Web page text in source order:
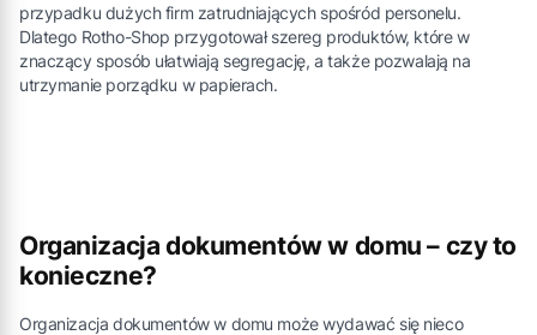
przypadku dużych firm zatrudniających spośród personelu.
Dlatego Rotho-Shop przygotował szereg produktów, które w
znaczący sposób ułatwiają segregację, a także pozwalają na
utrzymanie porządku w papierach.
Organizacja dokumentów w domu – czy to
konieczne?
Organizacja dokumentów w domu może wydawać się nieco